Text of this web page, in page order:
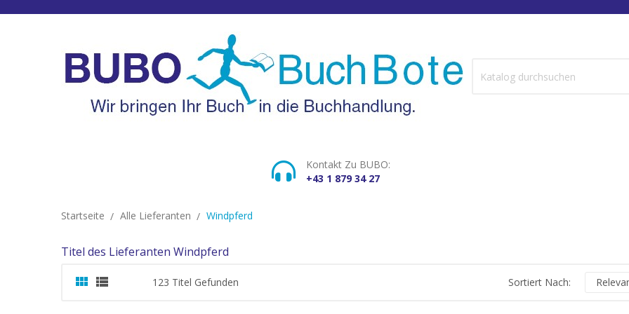
Kontakt Zu BUBO:
+43 1 879 34 27
Startseite Alle Lieferanten Windpferd
Titel des Lieferanten Windpferd
  123 Titel Gefunden Sortiert Nach: